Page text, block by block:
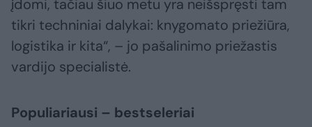
įdomi, tačiau šiuo metu yra neišspręsti tam
tikri techniniai dalykai: knygomato priežiūra,
logistika ir kita“, – jo pašalinimo priežastis
vardijo specialistė.
Populiariausi – bestseleriai